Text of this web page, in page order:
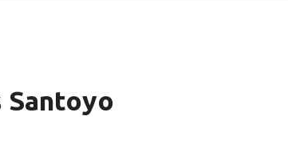
Santoyo